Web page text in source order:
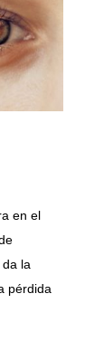
en el
la
pérdida